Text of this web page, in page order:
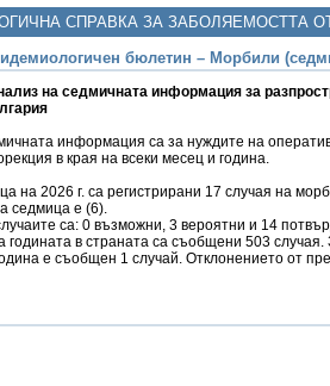
СПРАВКА ЗА ЗАБОЛЯЕМОСТТА
бюлетин – Морбили
на седмичната информация за
информация са за нуждите на
в края на всеки месец и година.
на 2026 г. са регистрирани 17 случая на
седмица е (6).
са: 0 възможни, 3 вероятни и 14
годината в страната са съобщени 503
e съобщен 1 случай. Отклонението от